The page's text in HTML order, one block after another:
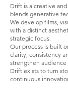
Drift is a creative
blends generative
We develop films,
with a distinct
strategic focus.
Our process is built
clarity, consistency
strengthen
Drift exists to turn
continuous